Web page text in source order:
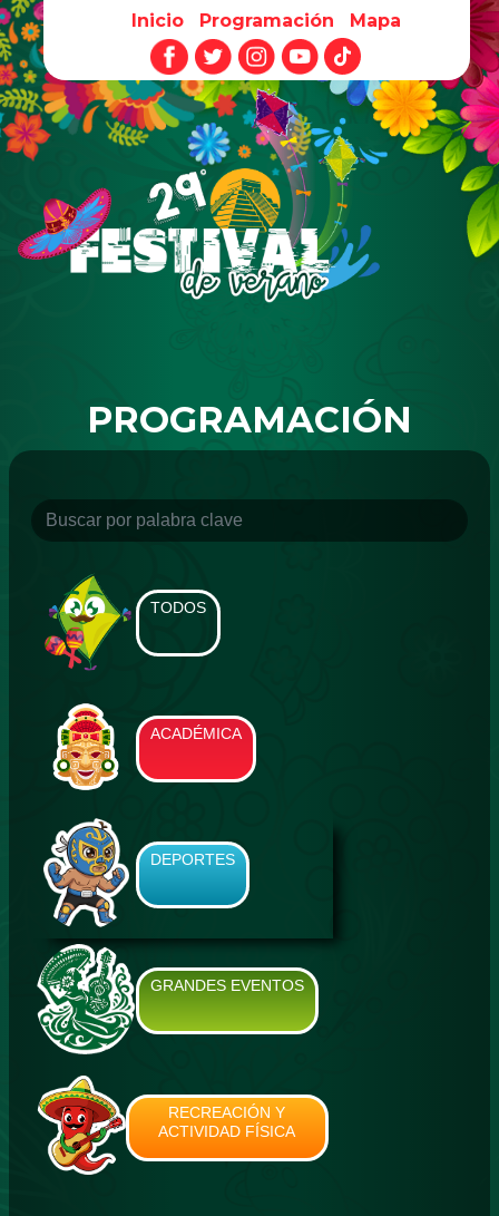
Pasar al contenido principal
Inicio Programación Mapa
PROGRAMACIÓN
TODOS
ACADÉMICA
DEPORTES
GRANDES EVENTOS
RECREACIÓN Y
ACTIVIDAD FÍSICA